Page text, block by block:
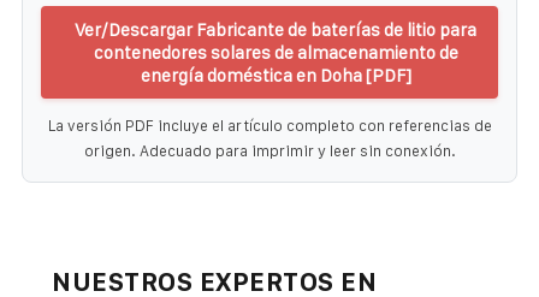
Ver/Descargar Fabricante de baterías de litio para
contenedores solares de almacenamiento de
energía doméstica en Doha [PDF]
La versión PDF incluye el artículo completo con referencias de
origen. Adecuado para imprimir y leer sin conexión.
NUESTROS EXPERTOS EN